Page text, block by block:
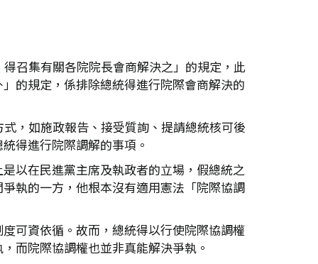
召集有關各院院長會商解決之」的規定，此
的規定，係排除總統得進行院際會商解決的
，如施政報告、接受質詢、提請總統核可後
得進行院際調解的事項。
以在民進黨主席及執政者的立場，假總統之
執的一方，他根本沒有適用憲法「院際協調
可資依循。故而，總統得以行使院際協調權
而院際協調權也並非真能解決爭執。